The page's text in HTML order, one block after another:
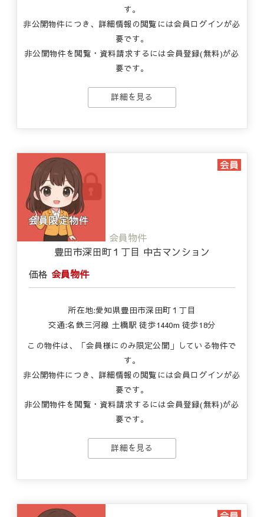
す。
非公開物件につき、詳細情報の閲覧には会員ログインが必
要です。
非公開物件を閲覧・資料請求するには会員登録(無料)が必
要です。
詳細を見る
会員物件
豊田市深田町１丁目 中古マンション
価格 会員物件
所在地:愛知県豊田市深田町１丁目
交通:名鉄三河線 土橋駅 徒歩1440m 徒歩18分
この物件は、「会員様にのみ限定公開」している物件で
す。
非公開物件につき、詳細情報の閲覧には会員ログインが必
要です。
非公開物件を閲覧・資料請求するには会員登録(無料)が必
要です。
詳細を見る